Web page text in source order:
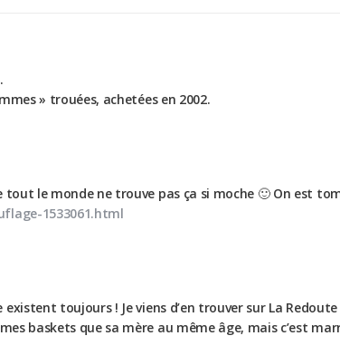
» trouées, achetées en 2002.
tout le monde ne trouve pas ça si moche 🙂 On est
1533061.html
toujours ! Je viens d’en trouver sur La
baskets que sa mère au même âge, mais c’est